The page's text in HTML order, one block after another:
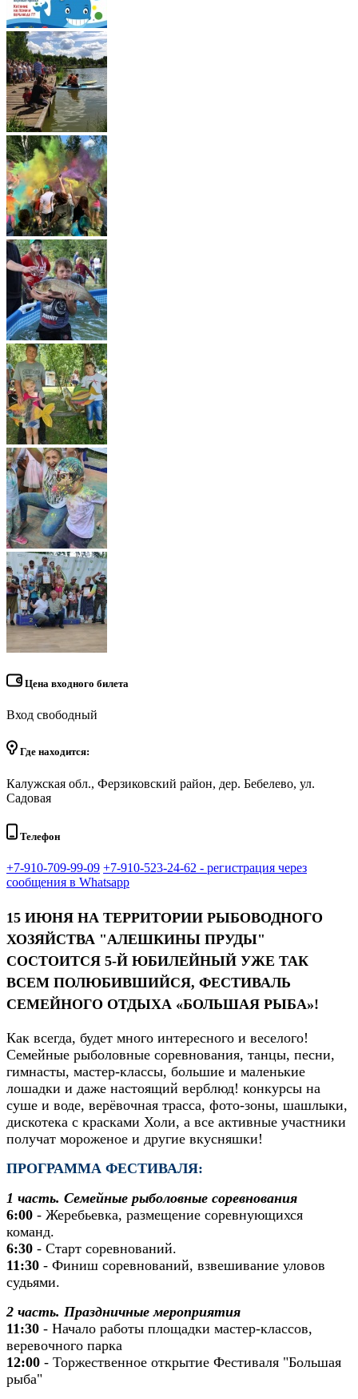
Цена входного билета
Вход свободный
Где находится:
Калужская обл., Ферзиковский район, дер. Бебелево, ул.
Садовая
Телефон
+7-910-709-99-09 +7-910-523-24-62 - регистрация через
сообщения в Whatsapp
15 ИЮНЯ НА ТЕРРИТОРИИ РЫБОВОДНОГО
ХОЗЯЙСТВА "АЛЕШКИНЫ ПРУДЫ"
СОСТОИТСЯ 5-Й ЮБИЛЕЙНЫЙ УЖЕ ТАК
ВСЕМ ПОЛЮБИВШИЙСЯ, ФЕСТИВАЛЬ
СЕМЕЙНОГО ОТДЫХА «БОЛЬШАЯ РЫБА»!
Как всегда, будет много интересного и веселого!
Семейные рыболовные соревнования, танцы, песни,
гимнасты, мастер-классы, большие и маленькие
лошадки и даже настоящий верблюд! конкурсы на
суше и воде, верёвочная трасса, фото-зоны, шашлыки,
дискотека с красками Холи, а все активные участники
получат мороженое и другие вкусняшки!
ПРОГРАММА ФЕСТИВАЛЯ:
1 часть. Семейные рыболовные соревнования
6:00 - Жеребьевка, размещение соревнующихся
команд.
6:30 - Старт соревнований.
11:30 - Финиш соревнований, взвешивание уловов
судьями.
2 часть. Праздничные мероприятия
11:30 - Начало работы площадки мастер-классов,
веревочного парка
12:00 - Торжественное открытие Фестиваля "Большая
рыба"